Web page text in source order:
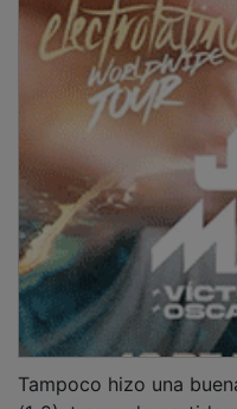
(1-2), tramo de partido